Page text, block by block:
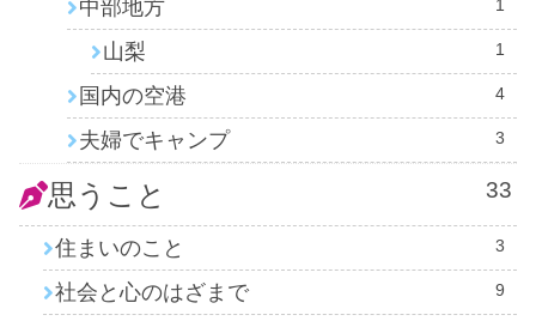
中部地方 1
山梨 1
国内の空港 4
夫婦でキャンプ 3
思うこと 33
住まいのこと 3
社会と心のはざまで 9